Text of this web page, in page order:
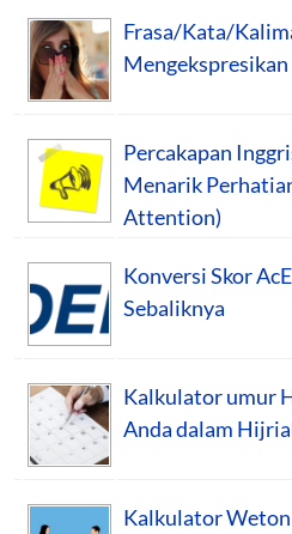
Frasa/Kata/
Percakapan
Menarik
Attention)
Konversi Skor
Sebaliknya
Kalkulator umur
Anda dalam
Kalkulator